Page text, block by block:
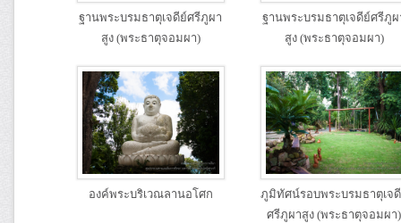
ฐานพระบรมธาตุเจดีย์ศรีภูผา
สูง (พระธาตุจอมผา)
ฐานพระบรมธาตุเจดีย์ศรีภู
สูง (พระธาตุจอมผา)
องค์พระบริเวณลานอโศก
ภูมิทัศน์รอบพระบรมธาตุเจ
ศรีภูผาสูง (พระธาตุจอมผา)